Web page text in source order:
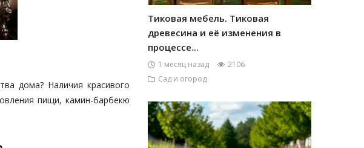
дома? Наличия красивого
пищи, камин-барбекю
Тиковая мебель. Тиковая
древесина и её изменения в
процессе...
1 месяц назад
2106
Сад и огород